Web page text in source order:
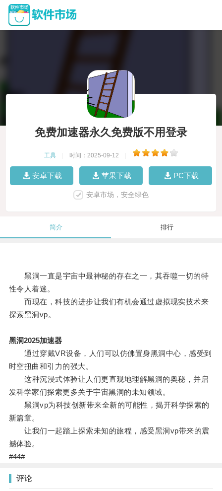
免费加速器永久免费版不用登录
工具 时间：2025-09-12
安卓下载 苹果下载 PC下载
安卓市场，安全绿色
简介 排行
黑洞一直是宇宙中最神秘的存在之一，其吞噬一切的特
性令人着迷。
而现在，科技的进步让我们有机会通过虚拟现实技术来
探索黑洞vp。
黑洞2025加速器
通过穿戴VR设备，人们可以仿佛置身黑洞中心，感受到
时空扭曲和引力的强大。
这种沉浸式体验让人们更直观地理解黑洞的奥秘，并启
发科学家们探索更多关于宇宙黑洞的未知领域。
黑洞vp为科技创新带来全新的可能性，揭开科学探索的
新篇章。
让我们一起踏上探索未知的旅程，感受黑洞vp带来的震
撼体验。
#44#
评论